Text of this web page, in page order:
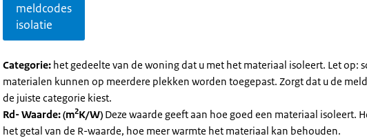
meldcodes
isolatie
Categorie: het gedeelte van de woning dat u met het materiaal isoleert. Let op:
materialen kunnen op meerdere plekken worden toegepast. Zorgt dat u de
de juiste categorie kiest.
Rd- Waarde: (m2K/W) Deze waarde geeft aan hoe goed een materiaal isoleert.
het getal van de R-waarde, hoe meer warmte het materiaal kan behouden.